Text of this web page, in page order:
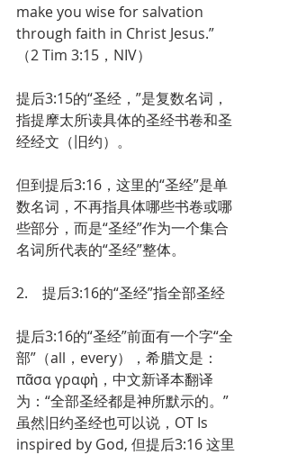
make you wise for salvation
through faith in Christ Jesus.”
（2 Tim 3:15，NIV）
提后3:15的“圣经，”是复数名词，
指提摩太所读具体的圣经书卷和圣
经经文（旧约）。
但到提后3:16，这里的“圣经”是单
数名词，不再指具体哪些书卷或哪
些部分，而是“圣经”作为一个集合
名词所代表的“圣经”整体。
2.    提后3:16的“圣经”指全部圣经
提后3:16的“圣经”前面有一个字“全
部”（all，every），希腊文是：
πᾶσα γραφὴ，中文新译本翻译
为：“全部圣经都是神所默示的。”
虽然旧约圣经也可以说，OT Is
inspired by God, 但提后3:16 这里